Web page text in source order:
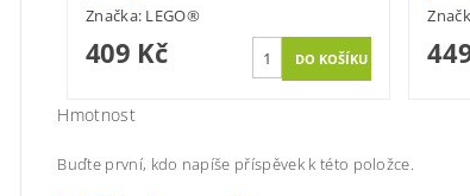
Značka: LEGO®
409 Kč
Hmotnost
Buďte první, kdo napíše příspěvek k této položce.